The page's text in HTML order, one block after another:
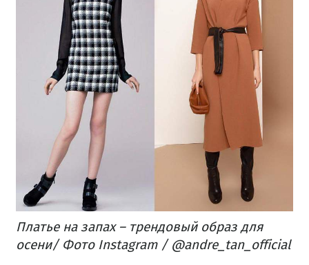
Платье на запах – трендовый образ для
осени/ Фото Instagram / @andre_tan_official